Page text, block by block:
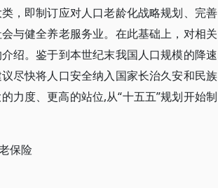
，即制订应对人口老龄化战略规划、完善
与健全养老服务业。在此基础上，对相关
绍。鉴于到本世纪末我国人口规模的降速
尽快将人口安全纳入国家长治久安和民族
力度、更高的站位,从“十五五”规划开始制
保险